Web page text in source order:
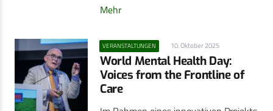
Mehr
VERANSTALTUNGEN 10. Oktober 2025
World Mental Health Day:
Voices from the Frontline of
Care